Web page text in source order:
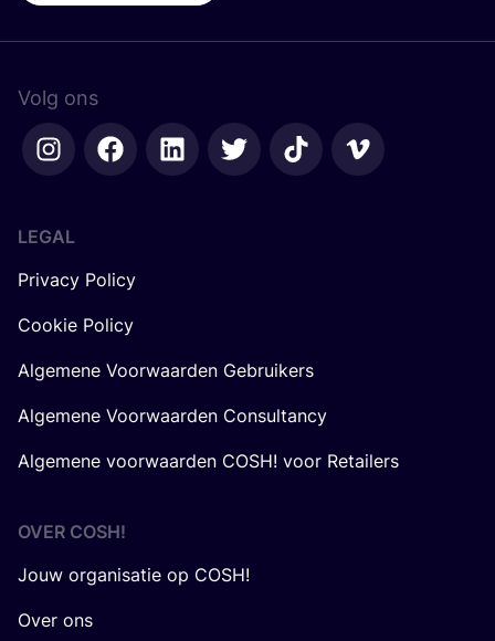
Volg ons
LEGAL
Privacy Policy
Cookie Policy
Algemene Voorwaarden Gebruikers
Algemene Voorwaarden Consultancy
Algemene voorwaarden COSH! voor Retailers
OVER COSH!
Jouw organisatie op COSH!
Over ons